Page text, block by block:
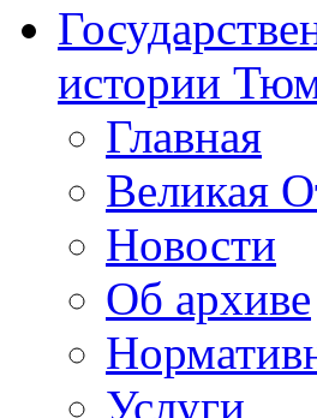
истории
Главная
Великая
Новости
Об архиве
Услуги